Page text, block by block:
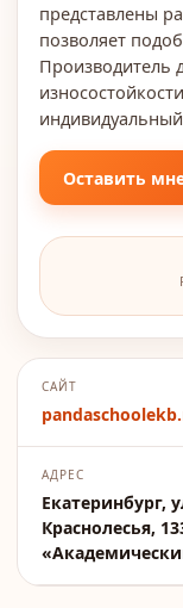
представлены
позволяет
Производитель
Оставить
САЙТ
АДРЕС
Екатеринбург,
Краснолесья,